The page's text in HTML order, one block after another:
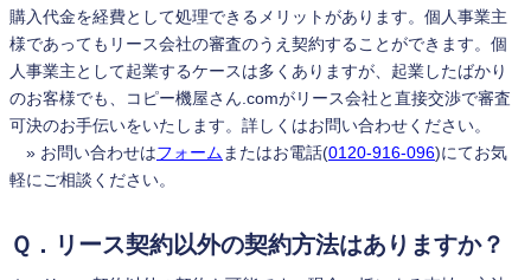
購入代金を経費として処理できるメリットがあります。個人事業主
様であってもリース会社の審査のうえ契約することができます。個
人事業主として起業するケースは多くありますが、起業したばかり
のお客様でも、コピー機屋さん.comがリース会社と直接交渉で審査
可決のお手伝いをいたします。詳しくはお問い合わせください。
» お問い合わせはフォーム またはお電話(0120-916-096)にてお気
軽にご相談ください。
Ｑ．リース契約以外の契約方法はありますか？